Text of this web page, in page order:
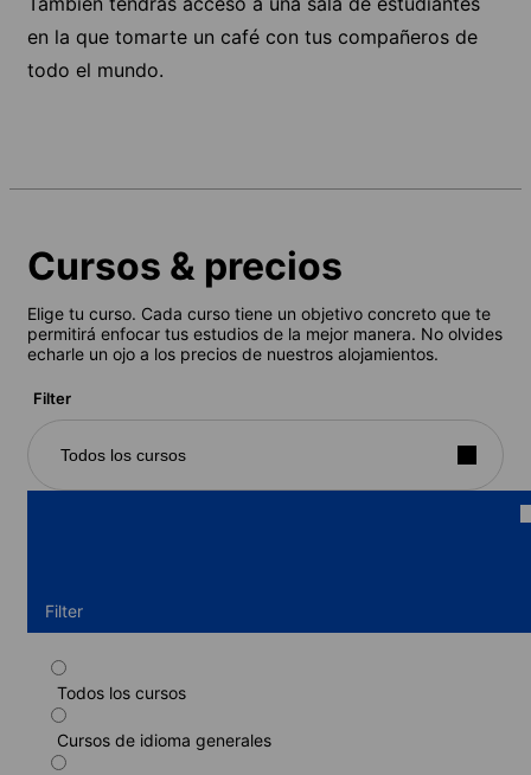
en la que tomarte un café con tus compañeros de
todo el mundo.
Cursos & precios
Elige tu curso. Cada curso tiene un objetivo concreto que te
permitirá enfocar tus estudios de la mejor manera. No olvides
echarle un ojo a los precios de nuestros alojamientos.
Filter
Todos los cursos
Filter
Todos los cursos
Cursos de idioma generales
Curso estándar
Duración: 1 - 52 semanas
Niveles: Principiante a Avanzado (C1)